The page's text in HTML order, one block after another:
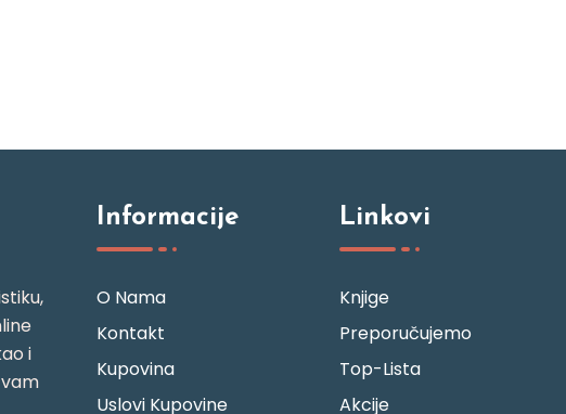
i
Informacije
O Nama
Kontakt
Kupovina
Uslovi Kupovine
Linkovi
Knjige
Preporučujemo
Top-Lista
Akcije